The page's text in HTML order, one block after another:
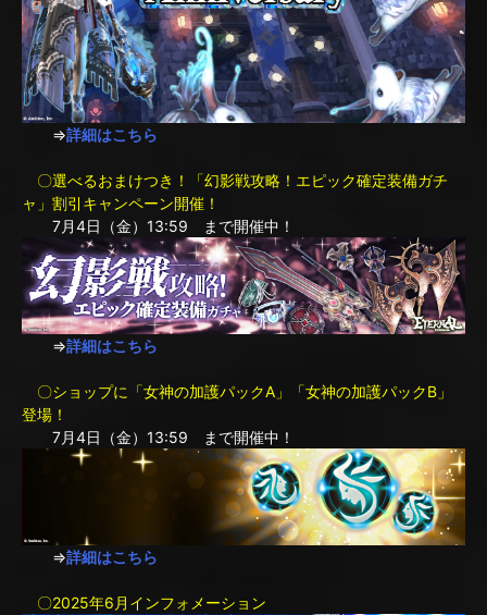
⇒詳細はこちら
〇選べるおまけつき！「幻影戦攻略！エピック確定装備ガチ
ャ」割引キャンペーン開催！
7月4日（金）13:59 まで開催中！
⇒詳細はこちら
〇ショップに「女神の加護パックA」「女神の加護パックB」
登場！
7月4日（金）13:59 まで開催中！
⇒詳細はこちら
〇2025年6月インフォメーション